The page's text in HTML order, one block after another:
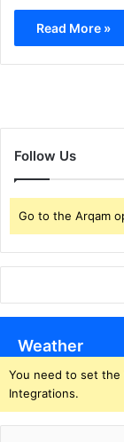
Read More »
Follow Us
Go to the Arqam
Weather
You need to set the
Integrations.